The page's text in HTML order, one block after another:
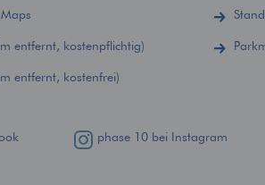
entfernt, kostenpflichtig)
entfernt, kostenfrei)
phase 10 bei Instagram